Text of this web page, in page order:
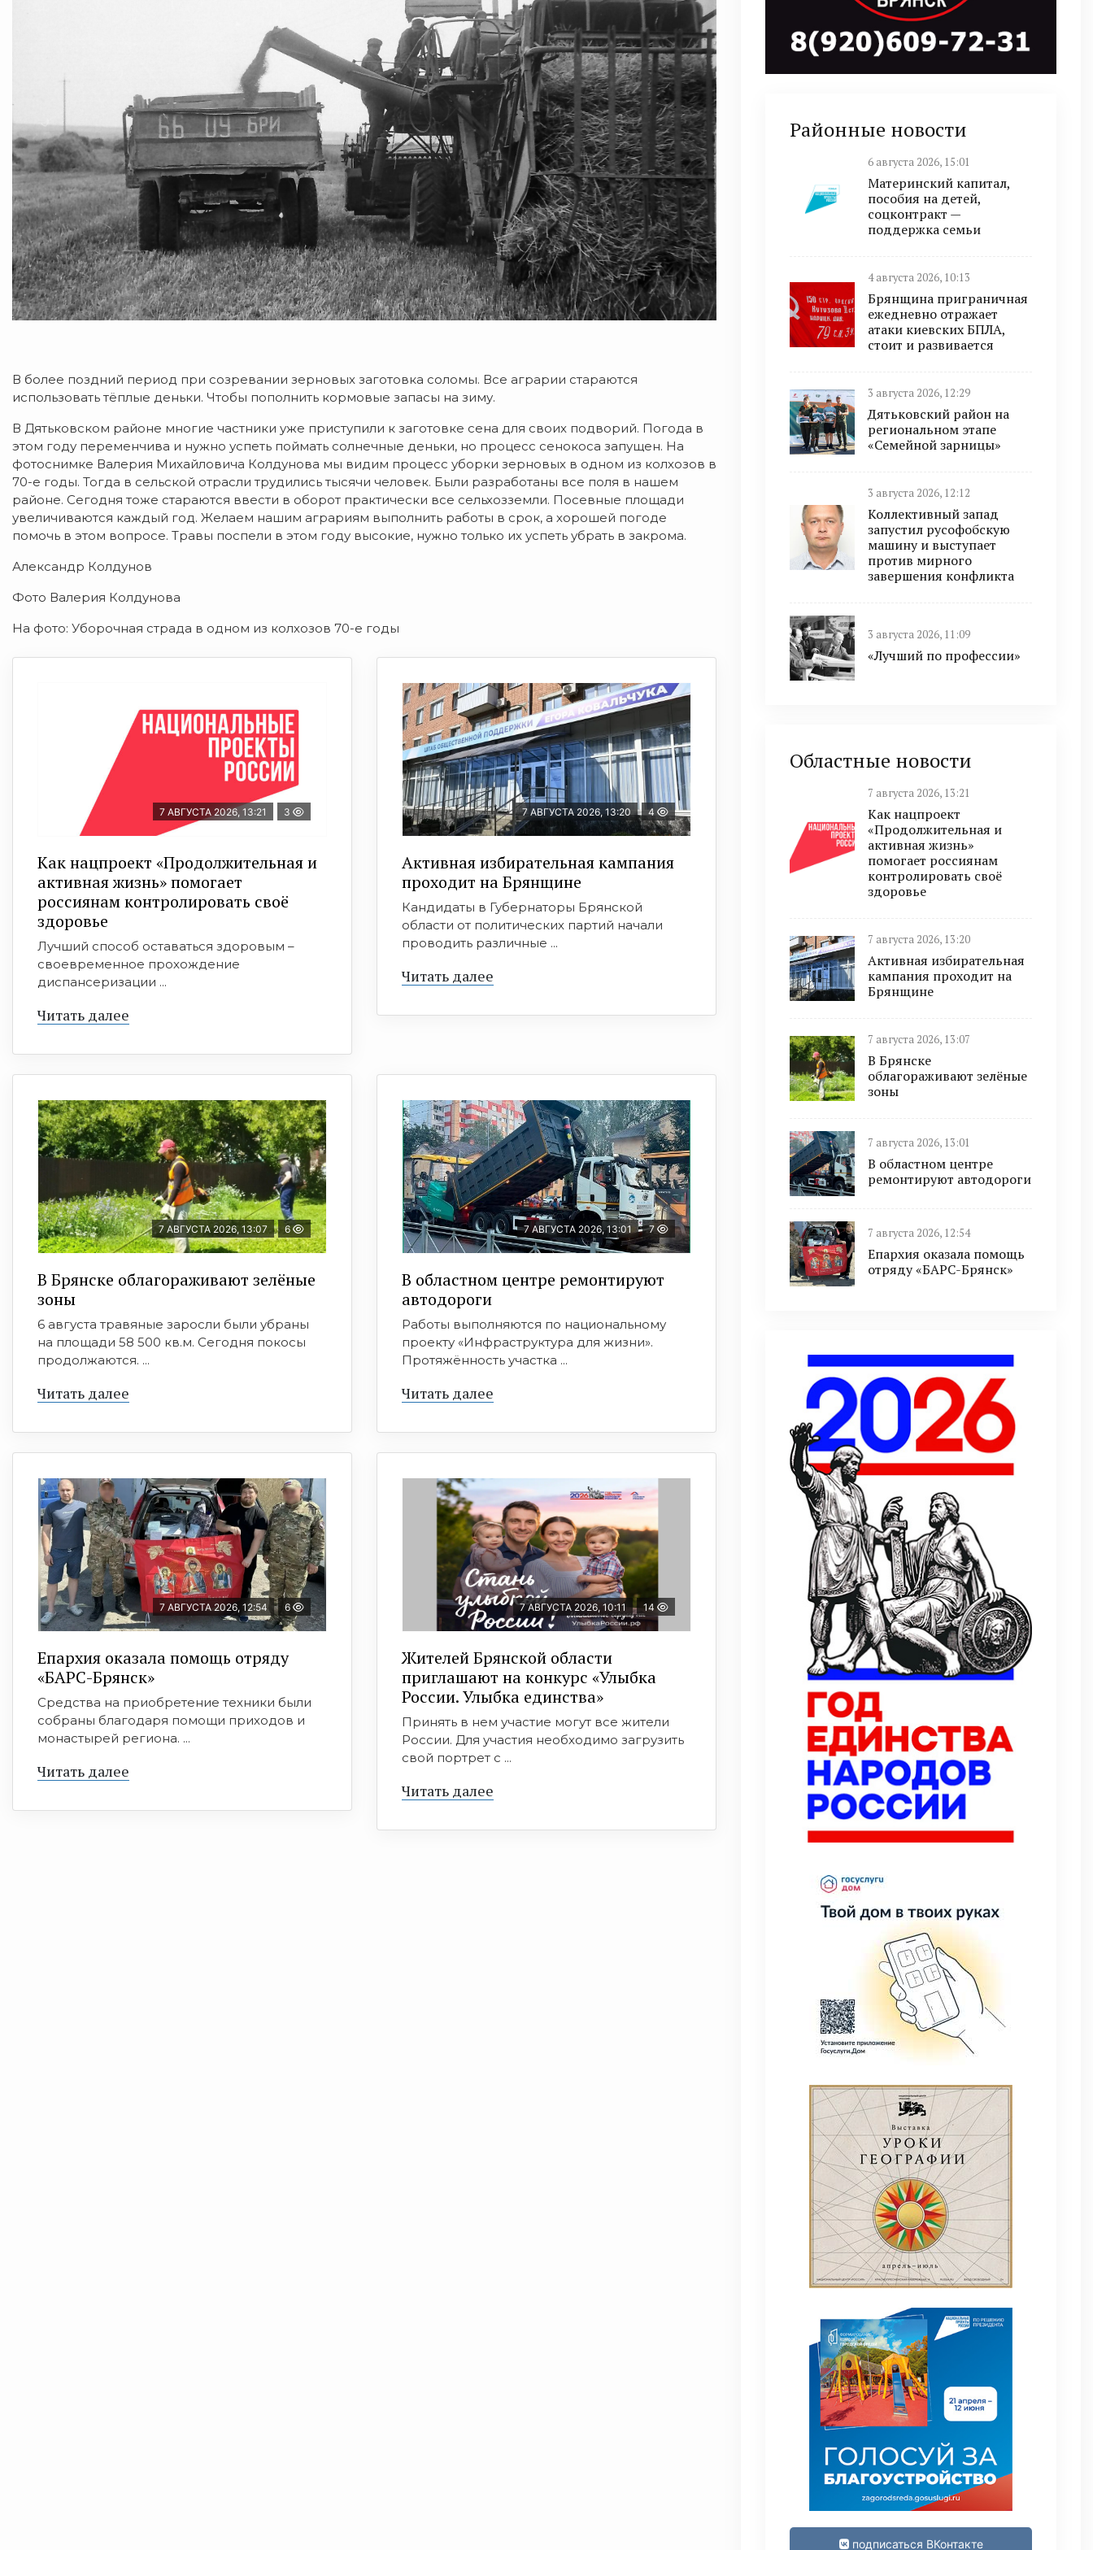
В более поздний период при созревании зерновых заготовка соломы. Все аграрии стараются
использовать тёплые деньки. Чтобы пополнить кормовые запасы на зиму.
В Дятьковском районе многие частники уже приступили к заготовке сена для своих подворий. Погода в
этом году переменчива и нужно успеть поймать солнечные деньки, но процесс сенокоса запущен. На
фотоснимке Валерия Михайловича Колдунова мы видим процесс уборки зерновых в одном из колхозов в
70-е годы. Тогда в сельской отрасли трудились тысячи человек. Были разработаны все поля в нашем
районе. Сегодня тоже стараются ввести в оборот практически все сельхозземли. Посевные площади
увеличиваются каждый год. Желаем нашим аграриям выполнить работы в срок, а хорошей погоде
помочь в этом вопросе. Травы поспели в этом году высокие, нужно только их успеть убрать в закрома.
Александр Колдунов
Фото Валерия Колдунова
На фото: Уборочная страда в одном из колхозов 70-е годы
7 АВГУСТА 2026, 13:21 3
Как нацпроект «Продолжительная и
активная жизнь» помогает
россиянам контролировать своё
здоровье
Лучший способ оставаться здоровым –
своевременное прохождение
диспансеризации ...
Читать далее
7 АВГУСТА 2026, 13:20 4
Активная избирательная кампания
проходит на Брянщине
Кандидаты в Губернаторы Брянской
области от политических партий начали
проводить различные ...
Читать далее
7 АВГУСТА 2026, 13:07 6
В Брянске облагораживают зелёные
зоны
6 августа травяные заросли были убраны
на площади 58 500 кв.м. Сегодня покосы
продолжаются. ...
Читать далее
7 АВГУСТА 2026, 13:01 7
В областном центре ремонтируют
автодороги
Работы выполняются по национальному
проекту «Инфраструктура для жизни».
Протяжённость участка ...
Читать далее
7 АВГУСТА 2026, 12:54 6
Епархия оказала помощь отряду
«БАРС-Брянск»
Средства на приобретение техники были
собраны благодаря помощи приходов и
монастырей региона. ...
Читать далее
7 АВГУСТА 2026, 10:11 14
Жителей Брянской области
приглашают на конкурс «Улыбка
России. Улыбка единства»
Принять в нем участие могут все жители
России. Для участия необходимо загрузить
свой портрет с ...
Читать далее
Районные новости
6 августа 2026, 15:01
Материнский капитал,
пособия на детей,
соцконтракт —
поддержка семьи
4 августа 2026, 10:13
Брянщина приграничная
ежедневно отражает
атаки киевских БПЛА,
стоит и развивается
3 августа 2026, 12:29
Дятьковский район на
региональном этапе
«Семейной зарницы»
3 августа 2026, 12:12
Коллективный запад
запустил русофобскую
машину и выступает
против мирного
завершения конфликта
3 августа 2026, 11:09
«Лучший по профессии»
Областные новости
7 августа 2026, 13:21
Как нацпроект
«Продолжительная и
активная жизнь»
помогает россиянам
контролировать своё
здоровье
7 августа 2026, 13:20
Активная избирательная
кампания проходит на
Брянщине
7 августа 2026, 13:07
В Брянске
облагораживают зелёные
зоны
7 августа 2026, 13:01
В областном центре
ремонтируют автодороги
7 августа 2026, 12:54
Епархия оказала помощь
отряду «БАРС-Брянск»
подписаться ВКонтакте